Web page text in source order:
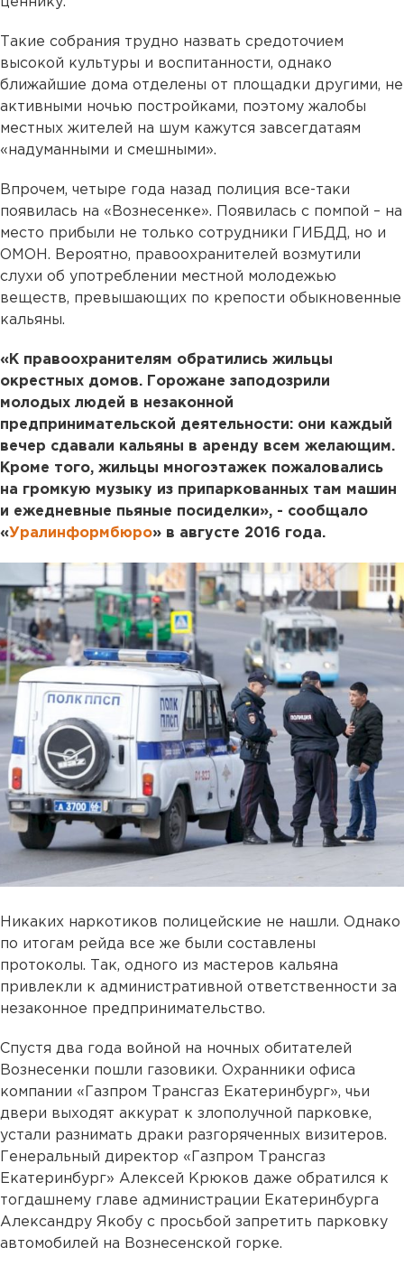
Такие собрания трудно назвать средоточием
высокой культуры и воспитанности, однако
ближайшие дома отделены от площадки другими, не
активными ночью постройками, поэтому жалобы
местных жителей на шум кажутся завсегдатаям
«надуманными и смешными».
Впрочем, четыре года назад полиция все-таки
появилась на «Вознесенке». Появилась с помпой – на
место прибыли не только сотрудники ГИБДД, но и
ОМОН. Вероятно, правоохранителей возмутили
слухи об употреблении местной молодежью
веществ, превышающих по крепости обыкновенные
кальяны.
«К правоохранителям обратились жильцы
окрестных домов. Горожане заподозрили
молодых людей в незаконной
предпринимательской деятельности: они каждый
вечер сдавали кальяны в аренду всем желающим.
Кроме того, жильцы многоэтажек пожаловались
на громкую музыку из припаркованных там машин
и ежедневные пьяные посиделки», - сообщало
«Уралинформбюро» в августе 2016 года.
Никаких наркотиков полицейские не нашли. Однако
по итогам рейда все же были составлены
протоколы. Так, одного из мастеров кальяна
привлекли к административной ответственности за
незаконное предпринимательство.
Спустя два года войной на ночных обитателей
Вознесенки пошли газовики. Охранники офиса
компании «Газпром Трансгаз Екатеринбург», чьи
двери выходят аккурат к злополучной парковке,
устали разнимать драки разгоряченных визитеров.
Генеральный директор «Газпром Трансгаз
Екатеринбург» Алексей Крюков даже обратился к
тогдашнему главе администрации Екатеринбурга
Александру Якобу с просьбой запретить парковку
автомобилей на Вознесенской горке.